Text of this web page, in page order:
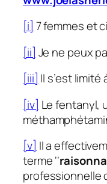
[i] 7 femmes et
[ii] Je ne peux
[iii] Il s’est
[iv] Le fentanyl,
[v] Il a
terme ‘‘
professionnelle